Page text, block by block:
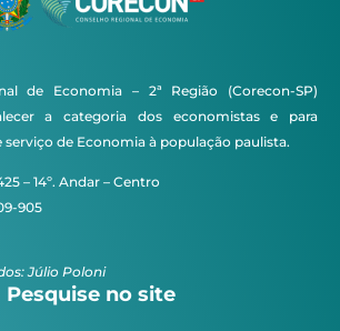
de Economia – 2ª Região (Corecon-SP)
a categoria dos economistas e para
serviço de Economia à população paulista.
– 14º. Andar – Centro
905
Júlio Poloni
Pesquise no site